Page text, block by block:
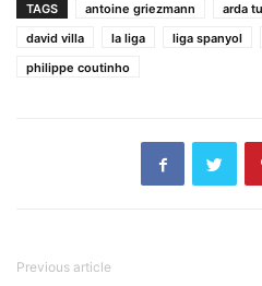
TAGS antoine griezmann arda
david villa
la liga liga spanyol
philippe coutinho
Previous article